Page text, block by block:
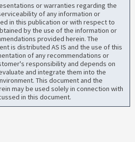
or warranties regarding the
of any information or
in this publication or with respect to
by the use of the information or
provided herein. The
is distributed AS IS and the use of this
of any recommendations or
responsibility and depends on
and integrate them into the
This document and the
may be used solely in connection with
in this document.